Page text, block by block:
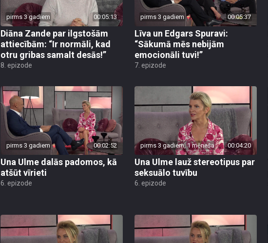
pirms 3 gadiem 00:05:13
Diāna Zande par ilgstošām
attiecībām: “Ir normāli, kad
otru gribas samalt desās!”
8. epizode
pirms 3 gadiem 00:05:37
Līva un Edgars Spuravi:
“Sākumā mēs nebijām
emocionāli tuvi!”
7. epizode
pirms 3 gadiem 00:02:52
Una Ulme dalās padomos, kā
atšūt vīrieti
6. epizode
pirms 3 gadiem, 1 mēneša 00:04:20
Una Ulme lauž stereotipus par
seksuālo tuvību
6. epizode